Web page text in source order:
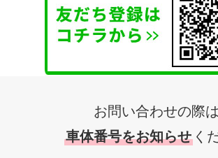
お問い合わせの際は
車体番号をお知らせ く